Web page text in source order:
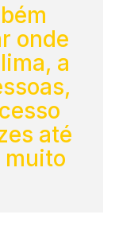
onde
a
até
muito